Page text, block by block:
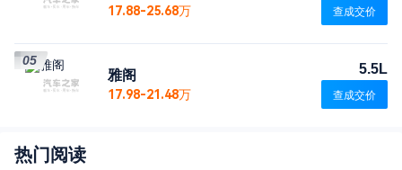
17.88-25.68万 查成交价
雅阁
17.98-21.48万
5.5L
查成交价
05
热门阅读